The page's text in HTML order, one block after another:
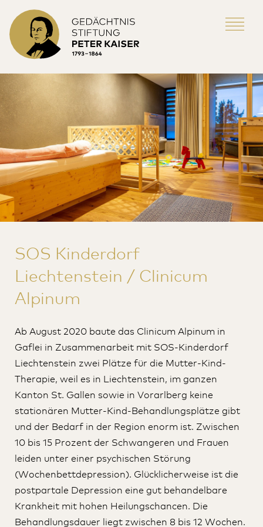
SOS Kinderdorf
Liechtenstein / Clinicum
Alpinum
Ab August 2020 baute das Clinicum Alpinum in
Gaflei in Zusammenarbeit mit SOS-Kinderdorf
Liechtenstein zwei Plätze für die Mutter-Kind-
Therapie, weil es in Liechtenstein, im ganzen
Kanton St. Gallen sowie in Vorarlberg keine
stationären Mutter-Kind-Behandlungsplätze gibt
und der Bedarf in der Region enorm ist. Zwischen
10 bis 15 Prozent der Schwangeren und Frauen
leiden unter einer psychischen Störung
(Wochenbettdepression). Glücklicherweise ist die
postpartale Depression eine gut behandelbare
Krankheit mit hohen Heilungschancen. Die
Behandlungsdauer liegt zwischen 8 bis 12 Wochen.